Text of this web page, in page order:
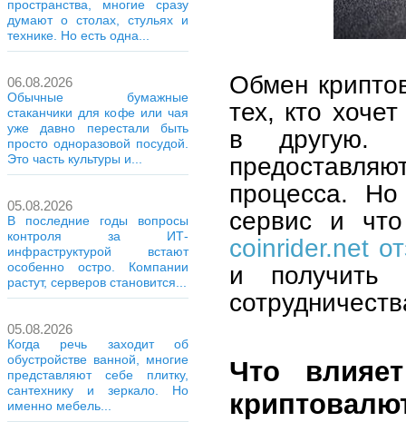
пространства, многие сразу
думают о столах, стульях и
технике. Но есть одна...
06.08.2026
Обычные бумажные
стаканчики для кофе или чая
уже давно перестали быть
просто одноразовой посудой.
Это часть культуры и...
05.08.2026
В последние годы вопросы
контроля за ИТ-
инфраструктурой встают
особенно остро. Компании
растут, серверов становится...
05.08.2026
Когда речь заходит об
обустройстве ванной, многие
представляют себе плитку,
сантехнику и зеркало. Но
именно мебель...
Обмен
тех, кто
в другую.
процесса.
сервис и
coinrider.net
и получить
Что